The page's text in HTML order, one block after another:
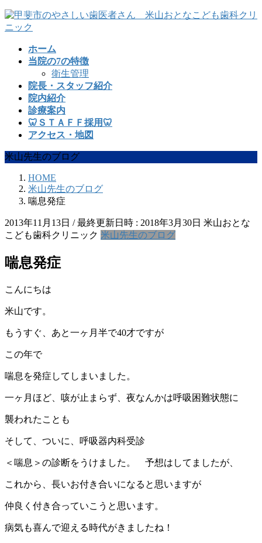
コ
ン
ナ
ビ
ホーム
当院の7の特徴
衛生管理
院長・スタッフ紹介
院内紹介
診療案内
🦷ＳＴＡＦＦ採用🦷
アクセス・地図
米山先生のブログ
HOME
米山先生のブログ
喘息発症
2013年11月13日 / 最終更新日時 : 2018年3月30日 米山おとな
こども歯科クリニック 米山先生のブログ
喘息発症
こんにちは
米山です。
もうすぐ、あと一ヶ月半で40才ですが
この年で
喘息を発症してしまいました。
一ヶ月ほど、咳が止まらず、夜なんかは呼吸困難状態に
襲われたことも
そして、ついに、呼吸器内科受診
＜喘息＞の診断をうけました。 予想はしてましたが、
これから、長いお付き合いになると思いますが
仲良く付き合っていこうと思います。
病気も喜んで迎える時代がきましたね！